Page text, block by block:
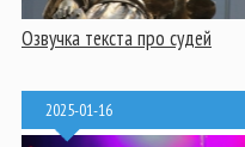
Озвучка текста про судей
2025-01-16